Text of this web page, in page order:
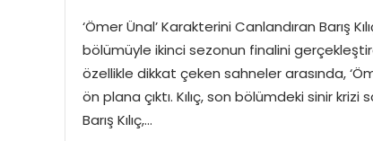
‘Ömer Ünal’ Karakterini Canlandıran Barış
bölümüyle ikinci sezonun finalini
özellikle dikkat çeken sahneler arasında,
ön plana çıktı. Kılıç, son bölümdeki sinir
Barış Kılıç,…